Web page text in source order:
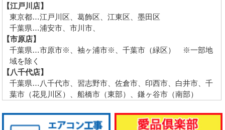
【江戸川店】
東京都…江戸川区、葛飾区、江東区、墨田区
千葉県…浦安市、市川市、
【市原店】
千葉県…市原市※、袖ヶ浦市※、千葉市（緑区） ※一部地
域を除く
【八千代店】
千葉県…八千代市、習志野市、佐倉市、印西市、白井市、千
葉市（花見川区）、船橋市（東部）、鎌ヶ谷市（南部）